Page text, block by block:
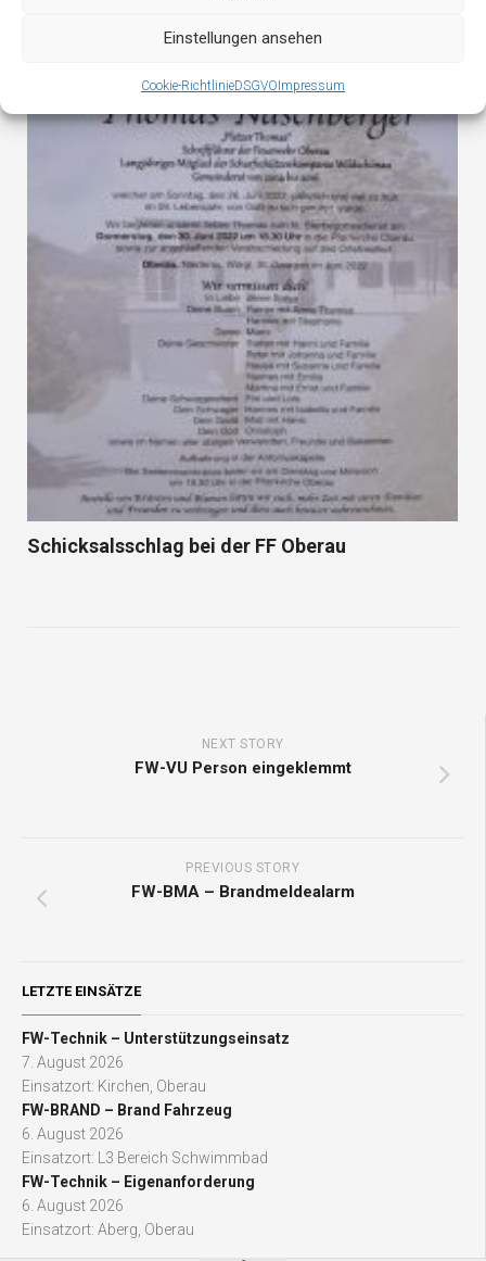
Einstellungen ansehen
Cookie-RichtlinieDSGVOImpressum
Schicksalsschlag bei der FF Oberau
NEXT STORY
FW-VU Person eingeklemmt
PREVIOUS STORY
FW-BMA – Brandmeldealarm
LETZTE EINSÄTZE
FW-Technik – Unterstützungseinsatz
7. August 2026
Einsatzort: Kirchen, Oberau
FW-BRAND – Brand Fahrzeug
6. August 2026
Einsatzort: L3 Bereich Schwimmbad
FW-Technik – Eigenanforderung
6. August 2026
Einsatzort: Aberg, Oberau